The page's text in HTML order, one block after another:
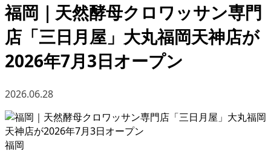
福岡｜天然酵母クロワッサン専門
店「三日月屋」大丸福岡天神店が
2026年7月3日オープン
2026.06.28
福岡